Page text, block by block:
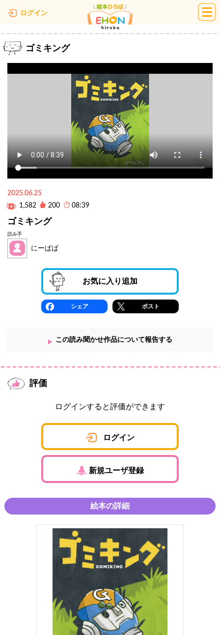
ログイン 絵本ひろば
ゴミキング
2025.06.25
1,582
200 08:39
ゴミキング
読み手
にーぱぱ
お気に入り追加
シェア ポスト
この読み聞かせ作品について報告する
評価
ログインすると評価ができます
ログイン
新規ユーザ登録
絵本の詳細